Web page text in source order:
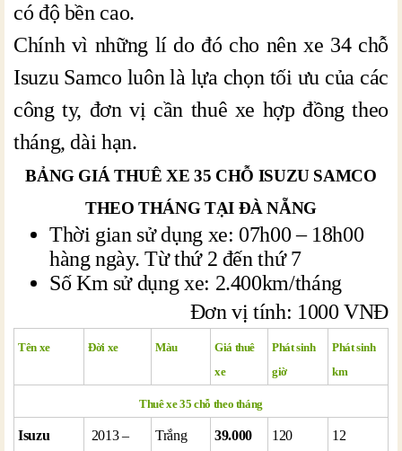
có độ bền cao.
Chính vì những lí do đó cho nên xe 34 chỗ
Isuzu Samco luôn là lựa chọn tối ưu của các
công ty, đơn vị cần thuê xe hợp đồng theo
tháng, dài hạn.
BẢNG GIÁ THUÊ XE 35 CHỖ ISUZU SAMCO
THEO THÁNG TẠI ĐÀ NẴNG
Thời gian sử dụng xe: 07h00 – 18h00
hàng ngày. Từ thứ 2 đến thứ 7
Số Km sử dụng xe: 2.400km/tháng
Đơn vị tính: 1000 VNĐ
Tên xe Đời xe Màu
Giá thuê
xe
Phát sinh
giờ
Phát sinh
km
Thuê xe 35 chỗ theo tháng
Isuzu
2013 –
Trắng
39.000 120 12